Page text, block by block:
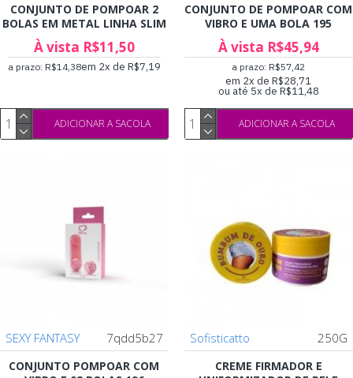
CONJUNTO DE POMPOAR 2
BOLAS EM METAL LINHA SLIM
À vista R$11,50
a prazo: R$14,38em 2x de R$7,19
ADICIONAR A SACOLA
CONJUNTO DE POMPOAR COM
VIBRO E UMA BOLA 195
À vista R$45,94
a prazo: R$57,42
em 2x de R$28,71
ou até 5x de R$11,48
ADICIONAR A SACOLA
SEXY FANTASY 7qdd5b27
CONJUNTO POMPOAR COM
Sofisticatto 250G
CREME FIRMADOR E